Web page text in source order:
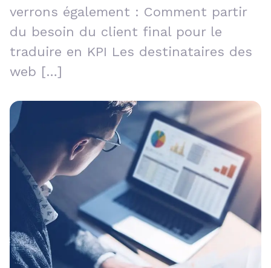
verrons également : Comment partir
du besoin du client final pour le
traduire en KPI Les destinataires des
web […]